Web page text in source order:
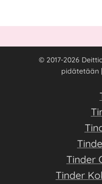
© 2017-2026
pidätetään
Tinder
Tinder